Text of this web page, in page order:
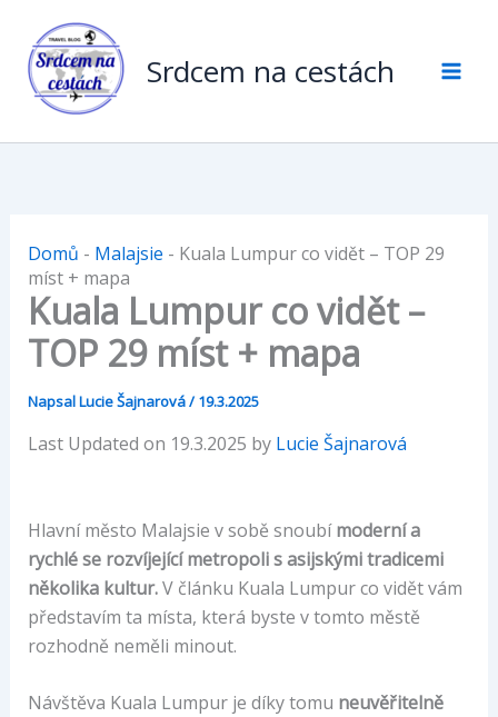
obsah
Srdcem na cestách
Domů - Malajsie - Kuala Lumpur co vidět – TOP 29
míst + mapa
Kuala Lumpur co vidět –
TOP 29 míst + mapa
NapsalLucie Šajnarová/19.3.2025
Last Updated on 19.3.2025 by Lucie Šajnarová
Hlavní město Malajsie v sobě snoubímoderní a
rychlé se rozvíjející metropoli s asijskými tradicemi
několika kultur.V článku Kuala Lumpur co vidět vám
představím ta místa, která byste v tomto městě
rozhodně neměli minout.
Návštěva Kuala Lumpur je díky tomu neuvěřitelně